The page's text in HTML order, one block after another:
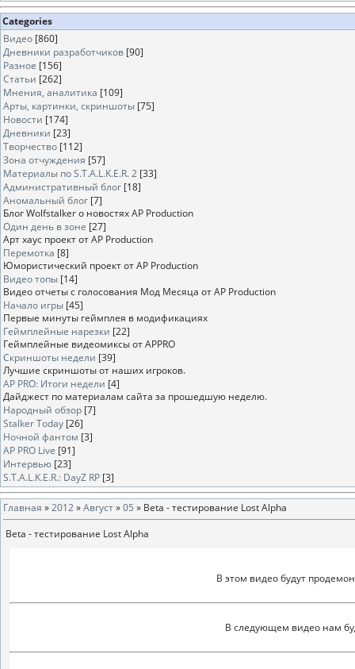
Categories
Видео [860]
Дневники разработчиков [90]
Разное [156]
Статьи [262]
Мнения, аналитика [109]
Арты, картинки, скриншоты [75]
Новости [174]
Дневники [23]
Творчество [112]
Зона отчуждения [57]
Материалы по S.T.A.L.K.E.R. 2 [33]
Административный блог [18]
Аномальный блог [7]
Блог Wolfstalker о новостях AP Production
Один день в зоне [27]
Арт хаус проект от AP Production
Перемотка [8]
Юмористический проект от AP Production
Видео топы [14]
Видео отчеты с голосования Мод Месяца от AP Production
Начало игры [45]
Первые минуты геймплея в модификациях
Геймплейные нарезки [22]
Геймплейные видеомиксы от APPRO
Скриншоты недели [39]
Лучшие скриншоты от наших игроков.
AP PRO: Итоги недели [4]
Дайджест по материалам сайта за прошедшую неделю.
Народный обзор [7]
Stalker Today [26]
Ночной фантом [3]
AP PRO Live [91]
Интервью [23]
S.T.A.L.K.E.R.: DayZ RP [3]
Главная »2012»Август»05 » Beta - тестирование Lost Alpha
Beta - тестирование Lost Alpha
В этом видео будут
В следующем видео нам